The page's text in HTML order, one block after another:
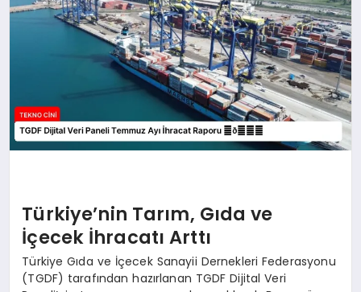
Türkiye’nin Tarım, Gıda ve
İçecek İhracatı Arttı
Türkiye Gıda ve İçecek Sanayii Dernekleri Federasyonu
(TGDF) tarafından hazırlanan TGDF Dijital Veri